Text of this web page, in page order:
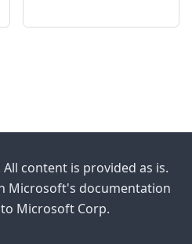
content is provided as is.
Microsoft's documentation
Microsoft Corp.